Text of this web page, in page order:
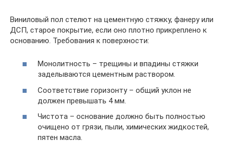
Виниловый пол стелют на цементную стяжку, фанеру или
ДСП, старое покрытие, если оно плотно прикреплено к
основанию. Требования к поверхности:
Монолитность – трещины и впадины стяжки
заделываются цементным раствором.
Соответствие горизонту – общий уклон не
должен превышать 4 мм.
Чистота – основание должно быть полностью
очищено от грязи, пыли, химических жидкостей,
пятен масла.